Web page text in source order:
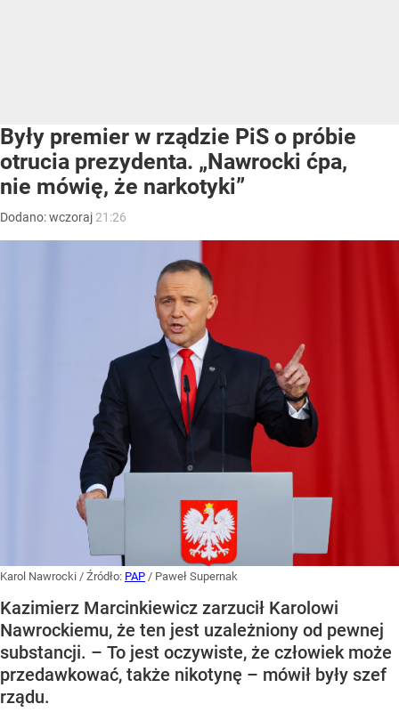
Były premier w rządzie PiS o próbie
otrucia prezydenta. „Nawrocki ćpa,
nie mówię, że narkotyki”
Dodano:wczoraj 21:26
Karol Nawrocki / Źródło: PAP / Paweł Supernak
Kazimierz Marcinkiewicz zarzucił Karolowi
Nawrockiemu, że ten jest uzależniony od pewnej
substancji. – To jest oczywiste, że człowiek może
przedawkować, także nikotynę – mówił były szef
rządu.